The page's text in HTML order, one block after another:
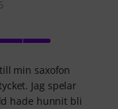
min saxofon
Jag spelar
hade hunnit bli